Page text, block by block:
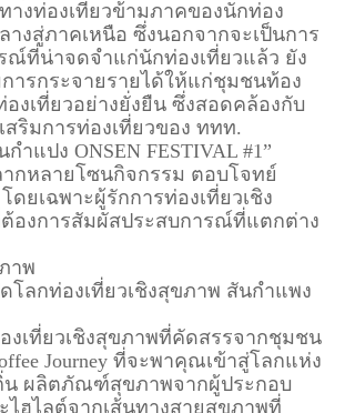
างท่องเที่ยวข้ามภาคของนักท่อง
างสู่ภาคเหนือ ซึ่งนอกจากจะเป็นการ
ณ์ที่น่าจดจำแก่นักท่องเที่ยวแล้ว ยัง
การกระจายรายได้ให้แก่ชุมชนท้อง
งเที่ยวอย่างยั่งยืน ซึ่งสอดคล้องกับ
สริมการท่องเที่ยวของ ททท.
แปง ONSEN FESTIVAL #1”
ากหลายโซนกิจกรรม ตอบโจทย์
ยเฉพาะผู้รักการท่องเที่ยวเชิง
องการสัมผัสประสบการณ์ที่แตกต่าง
าพ
ลกท่องเที่ยวเชิงสุขภาพ สันกำแพง
งเที่ยวเชิงสุขภาพที่คัดสรรจากชุมชน
Journey ที่จะพาคุณเข้าสู่โลกแห่ง
น ผลิตภัณฑ์สุขภาพจากผู้ประกอบ
ไฮไลต์จากเส้นทางสายสุขภาพที่